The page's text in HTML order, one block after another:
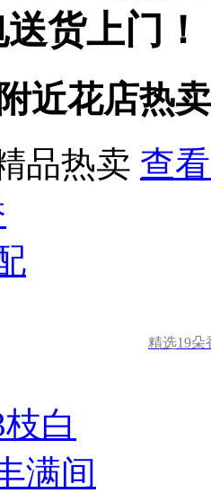
货上门！
近花店热
品热卖 查
精选19朵